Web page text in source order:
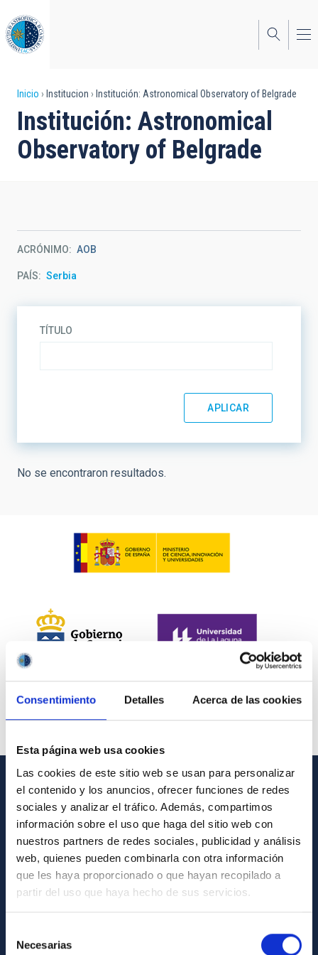
Consentimiento Detalles Acerca de las cookies
Esta página web usa cookies
Las cookies de este sitio web se usan para personalizar
el contenido y los anuncios, ofrecer funciones de redes
sociales y analizar el tráfico. Además, compartimos
información sobre el uso que haga del sitio web con
nuestros partners de redes sociales, publicidad y análisis
web, quienes pueden combinarla con otra información
que les haya proporcionado o que hayan recopilado a
partir del uso que haya hecho de sus servicios.
Necesarias
al
contenido
principal
Sobrescribir
enlaces
de
navegación
Inicio Institucion Institución: Astronomical Observatory of Belgrade
Institución: Astronomical
Observatory of Belgrade
ACRÓNIMO AOB
PAÍS Serbia
TÍTULO
No se encontraron resultados.
INFORMACIÓN GENERAL
Contacto
Cómo llegar al IAC
Directorio de personal
Biblioteca